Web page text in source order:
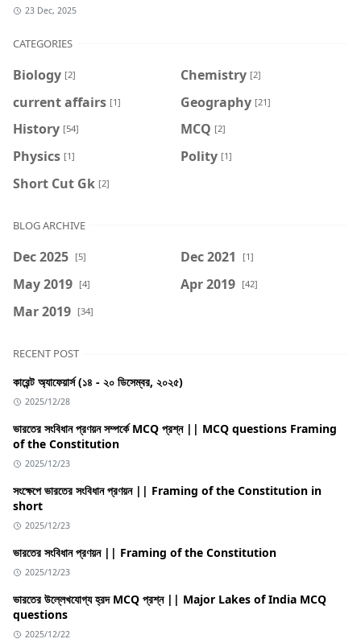
23 Dec, 2025
CATEGORIES
Biology [2] Chemistry [2]
current affairs [1] Geography [21]
History [54] MCQ [2]
Physics [1] Polity [1]
Short Cut Gk [2]
BLOG ARCHIVE
Dec 2025 [5] Dec 2021 [1]
May 2019 [4] Apr 2019 [42]
Mar 2019 [34]
RECENT POST
কারেন্ট অ্যাফেয়ার্স (১৪ - ২০ ডিসেম্বর, ২০২৫)
2025/12/28
ভারতের সংবিধান প্রণয়ন সম্পর্কে MCQ প্রশ্ন || MCQ questions Framing
of the Constitution
2025/12/23
সংক্ষেপে ভারতের সংবিধান প্রণয়ন || Framing of the Constitution in
short
2025/12/23
ভারতের সংবিধান প্রণয়ন || Framing of the Constitution
2025/12/23
ভারতের উল্লেখযোগ্য হ্রদ MCQ প্রশ্ন || Major Lakes of India MCQ
questions
2025/12/22